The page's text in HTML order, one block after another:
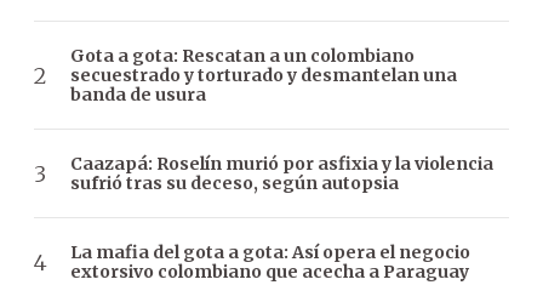
Gota a gota: Rescatan a un colombiano
secuestrado y torturado y desmantelan una
banda de usura
Caazapá: Roselín murió por asfixia y la violencia
sufrió tras su deceso, según autopsia
La mafia del gota a gota: Así opera el negocio
extorsivo colombiano que acecha a Paraguay